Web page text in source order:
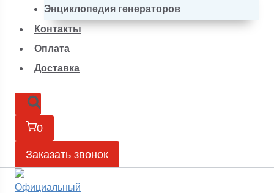
Энциклопедия генераторов
Контакты
Оплата
Доставка
0
Заказать звонок